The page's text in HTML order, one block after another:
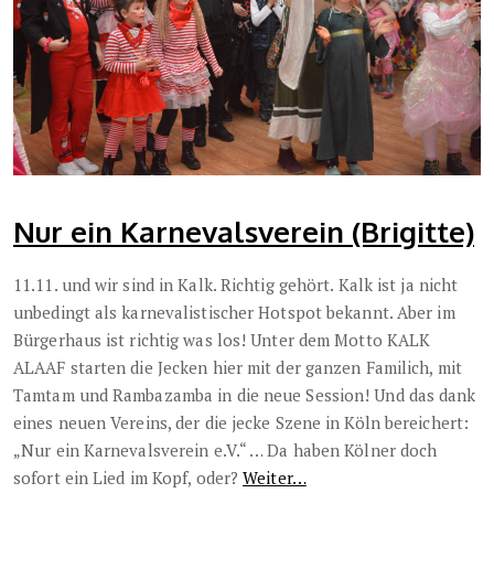
Nur ein Karnevalsverein (Brigitte)
11.11. und wir sind in Kalk. Richtig gehört. Kalk ist ja nicht
unbedingt als karnevalistischer Hotspot bekannt. Aber im
Bürgerhaus ist richtig was los! Unter dem Motto KALK
ALAAF starten die Jecken hier mit der ganzen Familich, mit
Tamtam und Rambazamba in die neue Session! Und das dank
eines neuen Vereins, der die jecke Szene in Köln bereichert:
„Nur ein Karnevalsverein e.V.“ … Da haben Kölner doch
sofort ein Lied im Kopf, oder?Weiter…